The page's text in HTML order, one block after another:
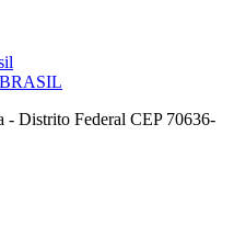
- Distrito Federal CEP 70636-